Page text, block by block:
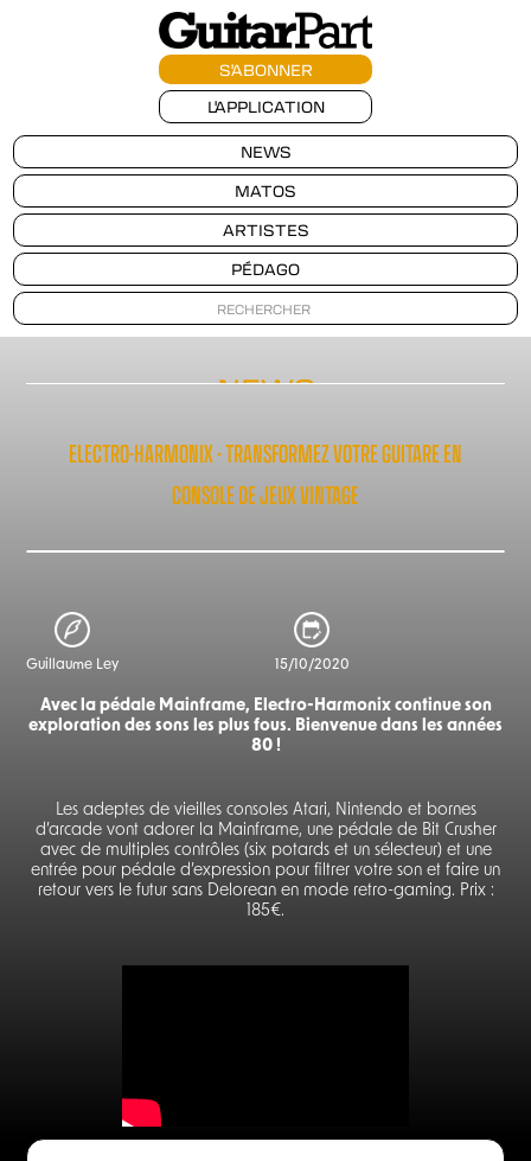
S'ABONNER
L'APPLICATION
NEWS
MATOS
ARTISTES
PÉDAGO
NEWS
ELECTRO-HARMONIX - TRANSFORMEZ VOTRE GUITARE EN
CONSOLE DE JEUX VINTAGE
Guillaume Ley 15/10/2020
Avec la pédale Mainframe, Electro-Harmonix continue son
exploration des sons les plus fous. Bienvenue dans les années
80 !
Les adeptes de vieilles consoles Atari, Nintendo et bornes
d’arcade vont adorer la Mainframe, une pédale de Bit Crusher
avec de multiples contrôles (six potards et un sélecteur) et une
entrée pour pédale d’expression pour filtrer votre son et faire un
retour vers le futur sans Delorean en mode retro-gaming. Prix :
185€.